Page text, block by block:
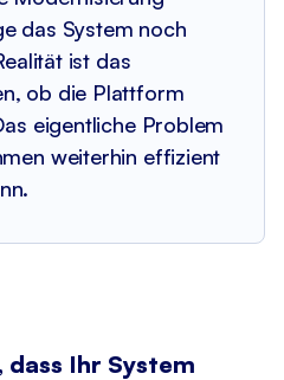
das System noch
ist das
ob die Plattform
eigentliche Problem
weiterhin effizient
dass Ihr System